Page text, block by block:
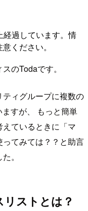
経過しています。情
ください。
のTodaです。
ィグループに複数の
すが、 もっと簡単
ているときに「マ
てみては？？と助言
。
ストとは？